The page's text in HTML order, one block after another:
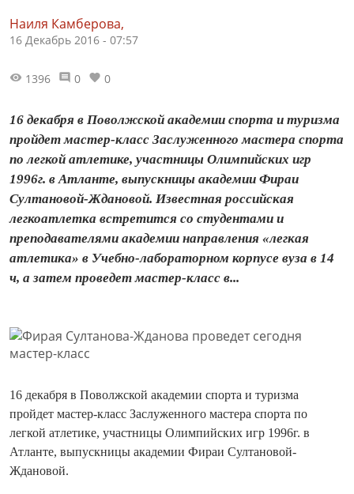
Наиля Камберова,
16 Декабрь 2016 - 07:57
1396 0 0
16 декабря в Поволжской академии спорта и туризма
пройдет мастер-класс Заслуженного мастера спорта
по легкой атлетике, участницы Олимпийских игр
1996г. в Атланте, выпускницы академии Фираи
Султановой-Ждановой. Известная российская
легкоатлетка встретится со студентами и
преподавателями академии направления «легкая
атлетика» в Учебно-лабораторном корпусе вуза в 14
ч, а затем проведет мастер-класс в...
16 декабря в Поволжской академии спорта и туризма
пройдет мастер-класс Заслуженного мастера спорта по
легкой атлетике, участницы Олимпийских игр 1996г. в
Атланте, выпускницы академии Фираи Султановой-
Ждановой.